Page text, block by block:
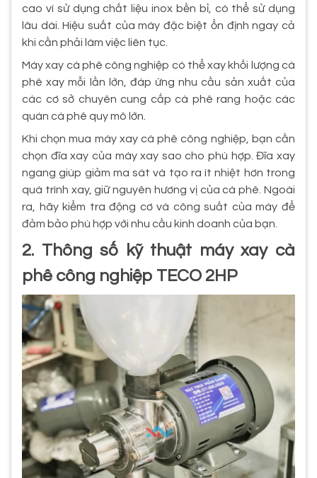
cao vì sử dụng chất liệu inox bền bỉ, có thể sử dụng
lâu dài. Hiệu suất của máy đặc biệt ổn định ngay cả
khi cần phải làm việc liên tục.
Máy xay cà phê công nghiệp có thể xay khối lượng cà
phê xay mỗi lần lớn, đáp ứng nhu cầu sản xuất của
các cơ sở chuyên cung cấp cà phê rang hoặc các
quán cà phê quy mô lớn.
Khi chọn mua máy xay cà phê công nghiệp, bạn cần
chọn đĩa xay của máy xay sao cho phù hợp. Đĩa xay
ngang giúp giảm ma sát và tạo ra ít nhiệt hơn trong
quá trình xay, giữ nguyên hương vị của cà phê. Ngoài
ra, hãy kiểm tra động cơ và công suất của máy để
đảm bảo phù hợp với nhu cầu kinh doanh của bạn.
2. Thông số kỹ thuật máy xay cà
phê công nghiệp TECO 2HP